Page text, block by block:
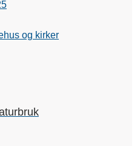
og kirker